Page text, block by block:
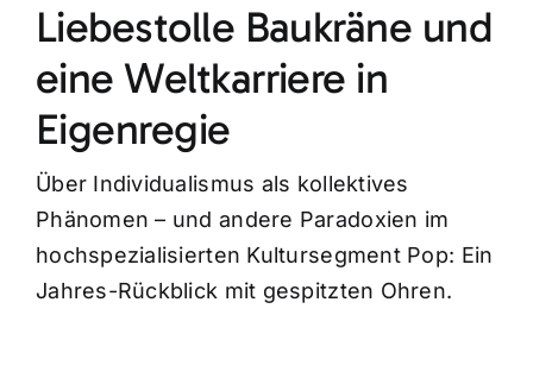
Liebestolle Baukräne und
eine Weltkarriere in
Eigenregie
Über Individualismus als kollektives
Phänomen – und andere Paradoxien im
hochspezialisierten Kultursegment Pop: Ein
Jahres-Rückblick mit gespitzten Ohren.